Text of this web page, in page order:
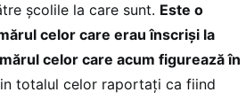
școlile la care sunt. Este o
celor care erau înscriși la
celor care acum figurează în
totalul celor raportați ca fiind